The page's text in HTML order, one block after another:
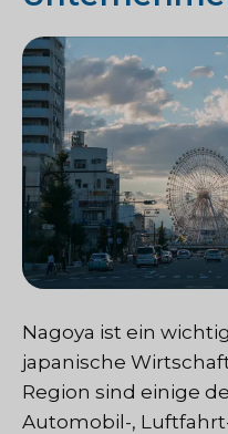
Nagoya ist ein
japanische
Region sind einige
Automobil-,